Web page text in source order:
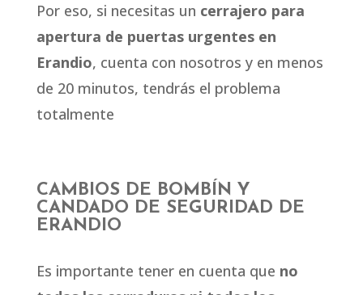
Por eso, si necesitas un cerrajero para
apertura de puertas urgentes en
Erandio, cuenta con nosotros y en menos
de 20 minutos, tendrás el problema
totalmente
CAMBIOS DE BOMBÍN Y
CANDADO DE SEGURIDAD DE
ERANDIO
Es importante tener en cuenta que no